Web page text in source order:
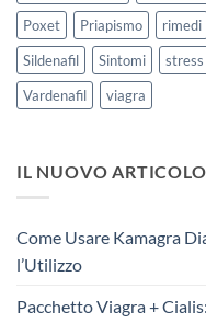
Poxet
Priapismo rimedi
Sildenafil
Sintomi stress
Vardenafil
viagra
IL NUOVO ARTICOLO
Come Usare Kamagra
l’Utilizzo
Pacchetto Viagra +